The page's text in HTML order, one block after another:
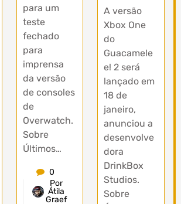
para um
teste
fechado
para
imprensa
da versão
de consoles
de
Overwatch.
Sobre
Últimos…
0
Por
Átila
Graef
A versão
Xbox One
do
Guacamele
e! 2 será
lançado em
18 de
janeiro,
anunciou a
desenvolve
dora
DrinkBox
Studios.
Sobre